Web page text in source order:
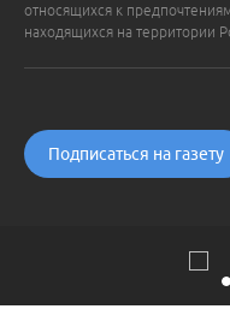
относящихся к
находящихся на территории
Подписаться на газету